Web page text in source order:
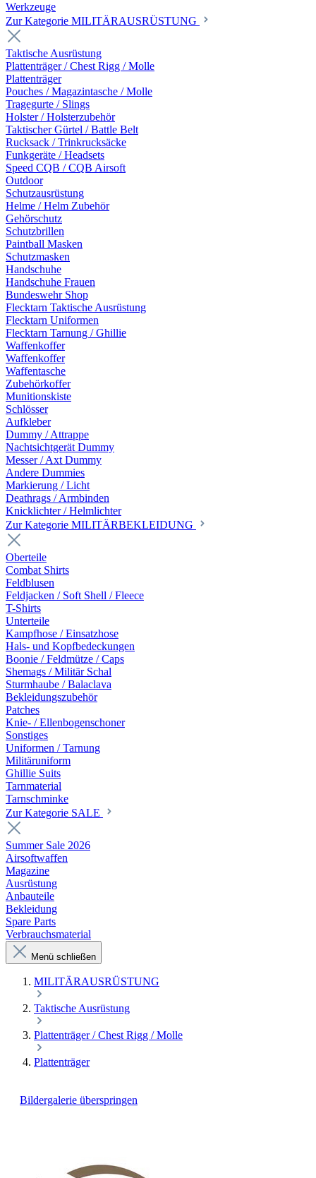
Werkzeuge
Zur Kategorie MILITÄRAUSRÜSTUNG
Taktische Ausrüstung
Plattenträger / Chest Rigg / Molle
Plattenträger
Pouches / Magazintasche / Molle
Tragegurte / Slings
Holster / Holsterzubehör
Taktischer Gürtel / Battle Belt
Rucksack / Trinkrucksäcke
Funkgeräte / Headsets
Speed CQB / CQB Airsoft
Outdoor
Schutzausrüstung
Helme / Helm Zubehör
Gehörschutz
Schutzbrillen
Paintball Masken
Schutzmasken
Handschuhe
Handschuhe Frauen
Bundeswehr Shop
Flecktarn Taktische Ausrüstung
Flecktarn Uniformen
Flecktarn Tarnung / Ghillie
Waffenkoffer
Waffenkoffer
Waffentasche
Zubehörkoffer
Munitionskiste
Schlösser
Aufkleber
Dummy / Attrappe
Nachtsichtgerät Dummy
Messer / Axt Dummy
Andere Dummies
Markierung / Licht
Deathrags / Armbinden
Knicklichter / Helmlichter
Zur Kategorie MILITÄRBEKLEIDUNG
Oberteile
Combat Shirts
Feldblusen
Feldjacken / Soft Shell / Fleece
T-Shirts
Unterteile
Kampfhose / Einsatzhose
Hals- und Kopfbedeckungen
Boonie / Feldmütze / Caps
Shemags / Militär Schal
Sturmhaube / Balaclava
Bekleidungszubehör
Patches
Knie- / Ellenbogenschoner
Sonstiges
Uniformen / Tarnung
Militäruniform
Ghillie Suits
Tarnmaterial
Tarnschminke
Zur Kategorie SALE
Summer Sale 2026
Airsoftwaffen
Magazine
Ausrüstung
Anbauteile
Bekleidung
Spare Parts
Verbrauchsmaterial
Menü schließen
MILITÄRAUSRÜSTUNG
Taktische Ausrüstung
Plattenträger / Chest Rigg / Molle
Plattenträger
Bildergalerie überspringen